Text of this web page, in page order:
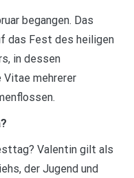
begangen. Das
das Fest des heiligen
in dessen
Vitae mehrerer
Valentin gilt als
der Jugend und